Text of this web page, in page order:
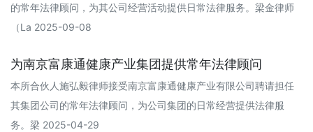
的常年法律顾问，为其公司经营活动提供日常法律服务。梁金律师
（La 2025-09-08
为南京富康通健康产业集团提供常年法律顾问
本所合伙人施弘毅律师接受南京富康通健康产业有限公司聘请担任
其集团公司的常年法律顾问，为公司集团的日常经营提供法律服
务。梁 2025-04-29